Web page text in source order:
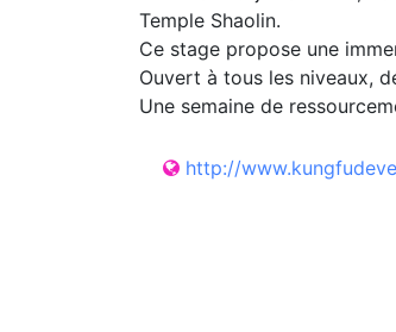
Temple Shaolin.
Ce stage propose une
Ouvert à tous les niveaux,
Une semaine de
http://